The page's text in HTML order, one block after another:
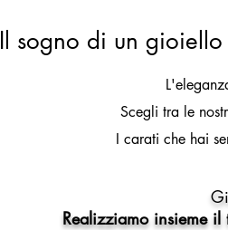
Il sogno di un
Scegli tra le
I carati che hai
Realizziamo insieme